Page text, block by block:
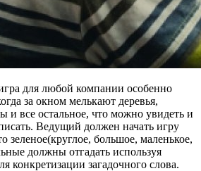
для любой компании особенно
за окном мелькают деревья,
и все остальное, что можно увидеть и
Ведущий должен начать игру
зеленое(круглое, большое, маленькое,
должны отгадать используя
конкретизации загадочного слова.